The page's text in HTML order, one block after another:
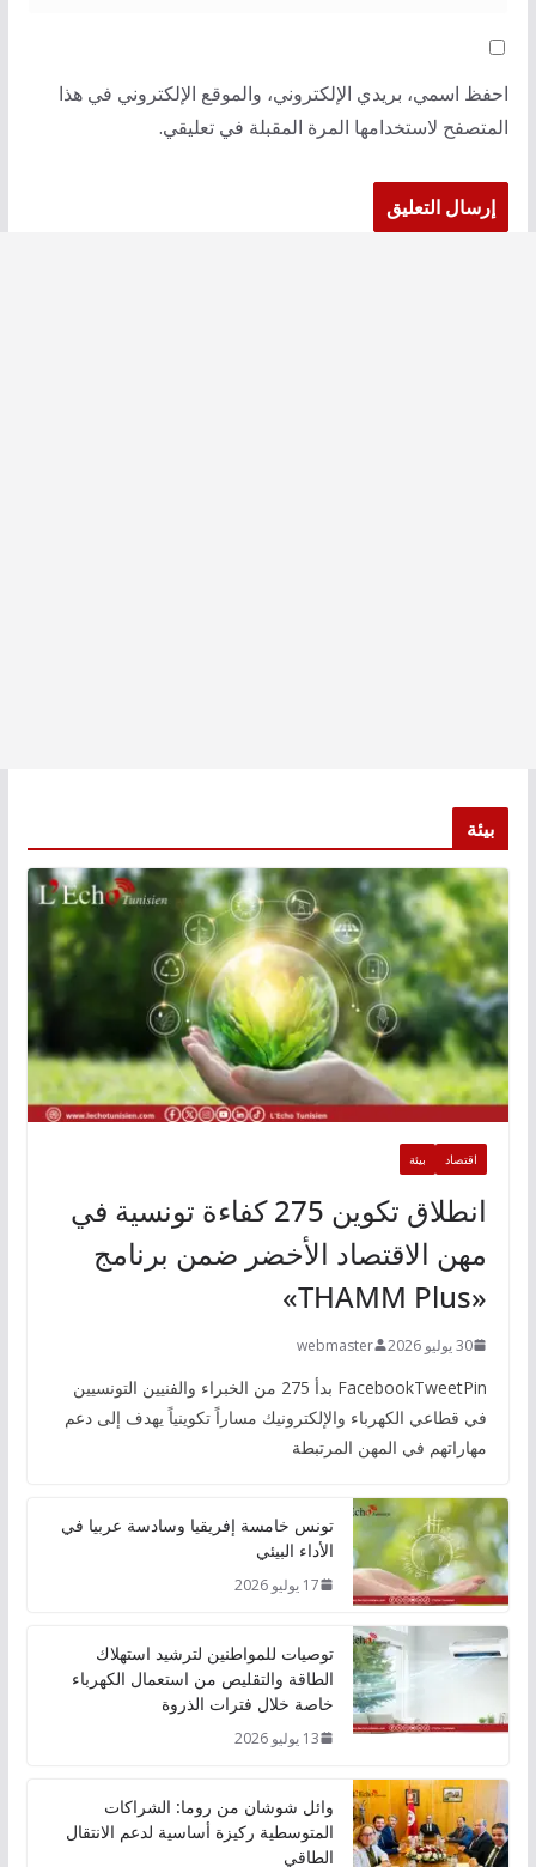
احفظ اسمي، بريدي الإلكتروني، والموقع الإلكتروني في هذا
المتصفح لاستخدامها المرة المقبلة في تعليقي.
بيئة
اقتصاد بيئة
انطلاق تكوين 275 كفاءة تونسية في
مهن الاقتصاد الأخضر ضمن برنامج
«THAMM Plus»
30 يوليو 2026 webmaster
FacebookTweetPin بدأ 275 من الخبراء والفنيين التونسيين
في قطاعي الكهرباء والإلكترونيك مساراً تكوينياً يهدف إلى دعم
مهاراتهم في المهن المرتبطة
تونس خامسة إفريقيا وسادسة عربيا في
الأداء البيئي
17 يوليو 2026
توصيات للمواطنين لترشيد استهلاك
الطاقة والتقليص من استعمال الكهرباء
خاصة خلال فترات الذروة
13 يوليو 2026
وائل شوشان من روما: الشراكات
المتوسطية ركيزة أساسية لدعم الانتقال
الطاقي